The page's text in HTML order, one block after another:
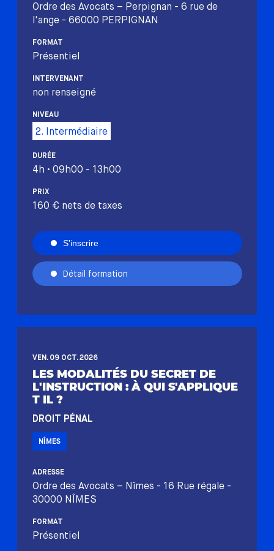
Ordre des Avocats – Perpignan - 6 rue de
l'ange - 66000 PERPIGNAN
FORMAT
Présentiel
INTERVENANT
non renseigné
NIVEAU
2. Intermédiaire
DURÉE
4h • 09h00 - 13h00
PRIX
160 € nets de taxes
S'inscrire
Détail formation
VEN. 09 OCT. 2026
LES MODALITÉS DU SECRET DE
L'INSTRUCTION : À QUI S'APPLIQUE
T IL ?
DROIT PÉNAL
NÎMES
ADRESSE
Ordre des Avocats – Nîmes - 16 Rue régale -
30000 NÎMES
FORMAT
Présentiel